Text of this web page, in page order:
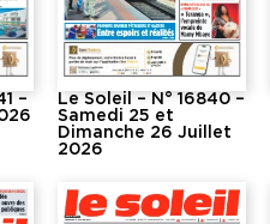
–
Le Soleil – N° 16840 –
Samedi 25 et
Dimanche 26 Juillet
2026